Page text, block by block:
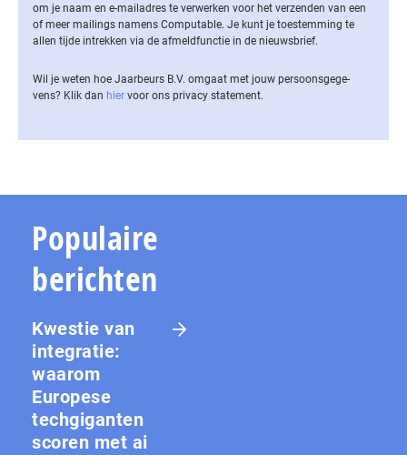
om je naam en e-mailadres te verwerken voor het verzenden van een
of meer mailings namens Computable. Je kunt je toestemming te
allen tijde intrekken via de af­meld­func­tie in de nieuwsbrief.
Wil je weten hoe Jaarbeurs B.V. omgaat met jouw per­soons­ge­ge­
vens? Klik dan hier voor ons privacy statement.
Populaire
berichten
Kwestie van
integratie:
waarom
Europese
techgiganten
scoren met ai